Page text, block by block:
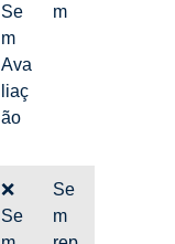
Se
m
Ava
liaç
ão
m
❌
Se
Se
m